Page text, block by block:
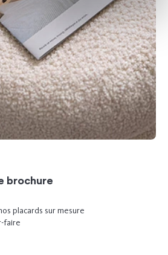
brochure
placards sur mesure
faire